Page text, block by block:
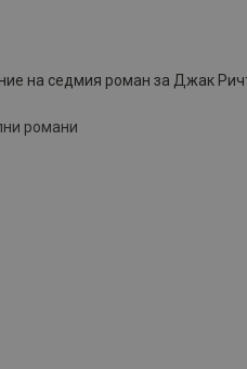
на седмия роман за Джак
романи